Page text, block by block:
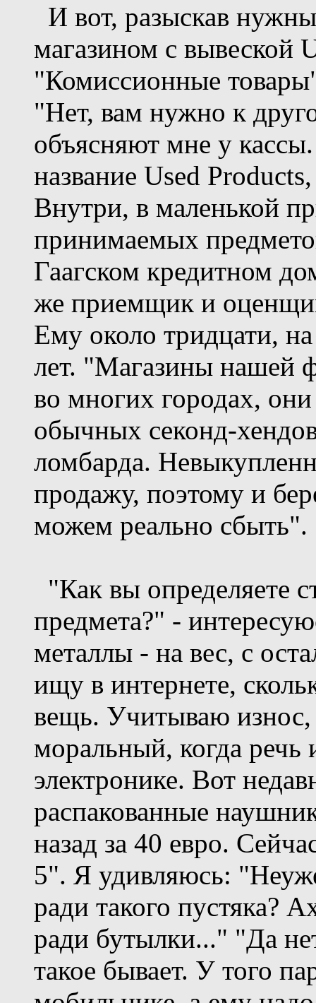
И вот, разыскав
магазином с вывеской
"Комиссионные
"Нет, вам нужно к
объясняют мне у
название Used
Внутри, в маленькой
принимаемых
Гаагском кредитном
же приемщик и
Ему около тридцати,
лет. "Магазины нашей
во многих городах,
обычных секонд-
ломбарда.
продажу, поэтому и
можем реально сбыть".
"Как вы определяете
предмета?" -
металлы - на вес, с
ищу в интернете,
вещь. Учитываю износ,
моральный, когда речь
электронике. Вот
распакованные
назад за 40 евро.
5". Я удивляюсь:
ради такого пустяка?
ради бутылки..." "Да
такое бывает. У того